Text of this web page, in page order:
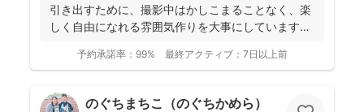
引き出すために、撮影中はかしこまることなく、楽
しく自由になれる雰囲気作りを大事にしています＾
予約承諾率： 99% 最終アクティブ： 7日以上前
のぐちまちこ（のぐちかめら）